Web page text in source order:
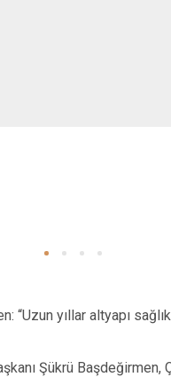
“Uzun yıllar altyapı
Şükrü Başdeğirmen,